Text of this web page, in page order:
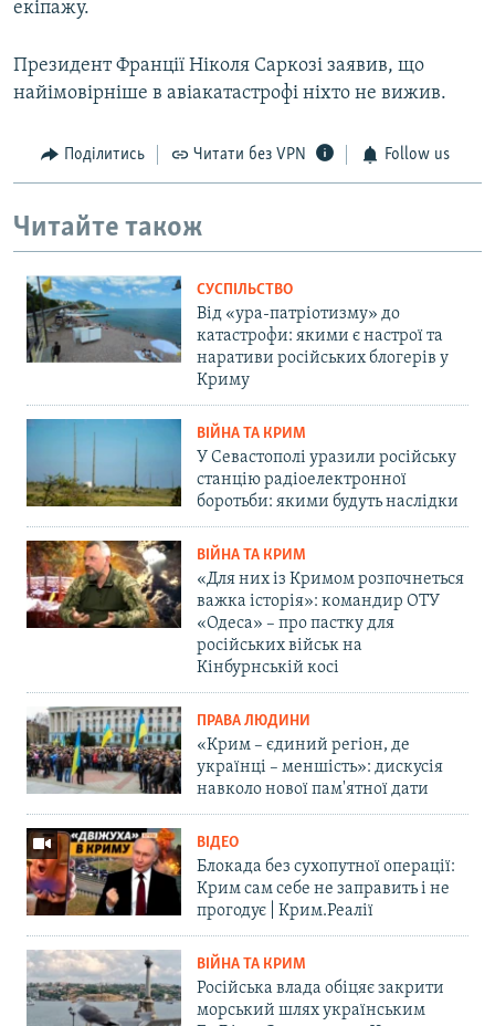
екіпажу.
Президент Франції Ніколя Саркозі заявив, що
найімовірніше в авіакатастрофі ніхто не вижив.
Поділитись Читати без VPN Follow us
Читайте також
СУСПІЛЬСТВО
Від «ура-патріотизму» до
катастрофи: якими є настрої та
наративи російських блогерів у
Криму
ВІЙНА ТА КРИМ
У Севастополі уразили російську
станцію радіоелектронної
боротьби: якими будуть наслідки
ВІЙНА ТА КРИМ
«Для них із Кримом розпочнеться
важка історія»: командир ОТУ
«Одеса» – про пастку для
російських військ на
Кінбурнській косі
ПРАВА ЛЮДИНИ
«Крим – єдиний регіон, де
українці – меншість»: дискусія
навколо нової пам'ятної дати
ВІДЕО
Блокада без сухопутної операції:
Крим сам себе не заправить і не
прогодує | Крим.Реалії
ВІЙНА ТА КРИМ
Російська влада обіцяє закрити
морський шлях українським